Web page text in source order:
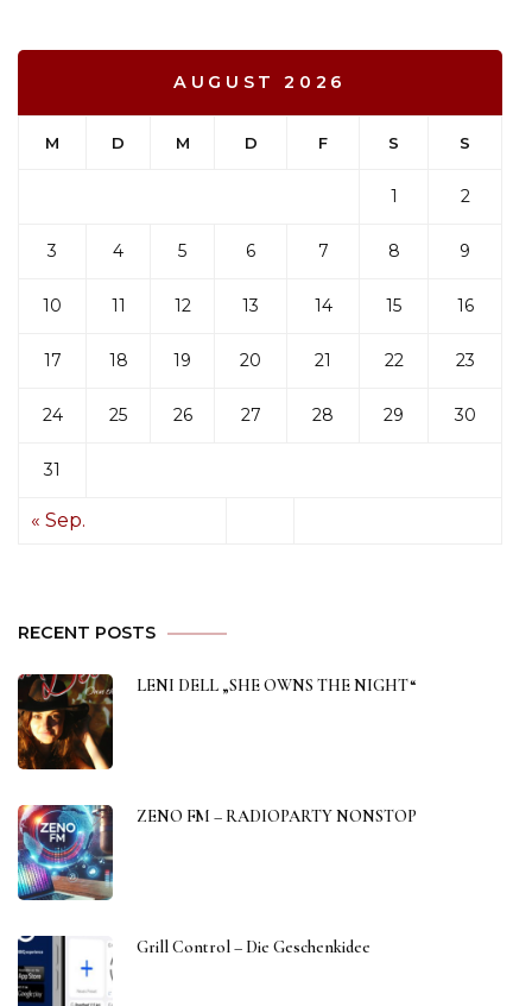
AUGUST 2026
M D M D F S S
1 2
3 4 5 6 7 8 9
10 11 12 13 14 15 16
17 18 19 20 21 22 23
24 25 26 27 28 29 30
31
« Sep.
RECENT POSTS
LENI DELL „SHE OWNS THE NIGHT“
ZENO FM – RADIOPARTY NONSTOP
Grill Control – Die Geschenkidee